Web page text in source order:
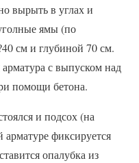
вырыть в углах и
ямы (по
см и глубиной 70 см.
с выпуском над
помощи бетона.
и подсох (на
фиксируется
опалубка из